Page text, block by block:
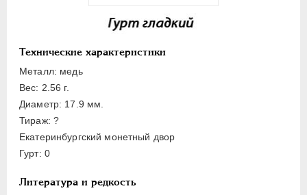
Технические характеристики
Металл: медь
Вес: 2.56 г.
Диаметр: 17.9 мм.
Тираж: ?
Екатеринбургский монетный двор
Гурт: 0
Литература и редкость
Медь
10 копеек
5 копеек
3 копейки
2 копейки
1 копейка
1/2 копейки